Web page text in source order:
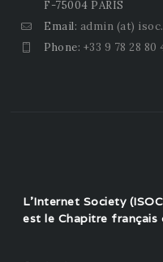
F-75004 PARIS
Email: admin (at)
Phone: +33 9 78 28 80
L'Internet Society
est le Chapitre français